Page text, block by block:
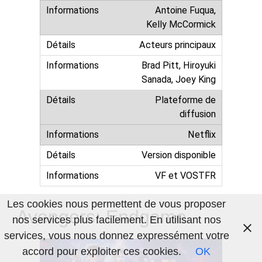
Antoine Fuqua,
Kelly McCormick
Acteurs principaux
Brad Pitt, Hiroyuki
Sanada, Joey King
Plateforme de
diffusion
Netflix
Version disponible
VF et VOSTFR
Avengers: Endgame
Les cookies nous permettent de vous proposer
nos services plus facilement. En utilisant nos
services, vous nous donnez expressément votre
accord pour exploiter ces cookies.
OK